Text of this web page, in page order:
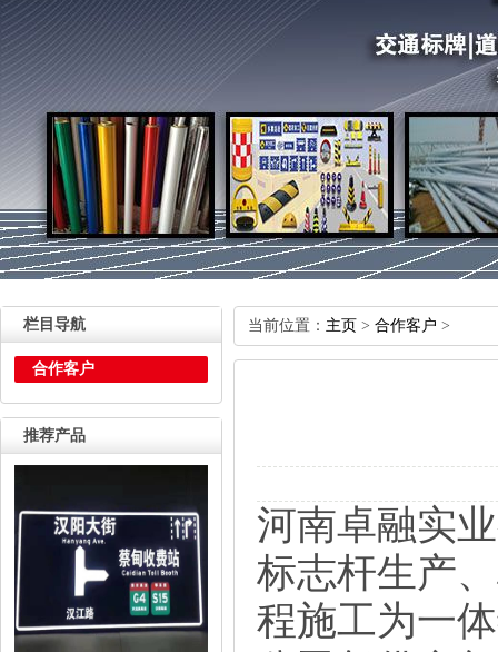
栏目导航
合作客户
推荐产品
当前位置： 主页 > 合作客户 >
河南卓融实
标志杆生产
程施工为一